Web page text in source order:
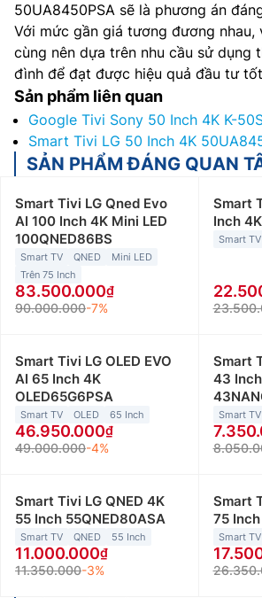
50UA8450PSA sẽ là phương án
Với mức gần giá tương đương nhau,
cùng nên dựa trên nhu cầu sử dụng
đình để đạt được hiệu quả đầu tư
Sản phẩm liên quan
Google Tivi Sony 50 Inch 4K K-
Smart Tivi LG 50 Inch 4K
SẢN PHẨM ĐÁNG QUAN
Smart Tivi LG Qned Evo
AI 100 Inch 4K Mini LED
100QNED86BS
Smart TV QNED
Mini LED
Trên 75 Inch
83.500.000
90.000.000-7%
Smart
Inch
Smart TV
Smart Tivi LG OLED EVO
AI 65 Inch 4K
OLED65G6PSA
Smart TV OLED 65 Inch
46.950.000
49.000.000-4%
Smart
43
Smart TV
Smart Tivi LG QNED 4K
55 Inch 55QNED80ASA
Smart TV QNED 55 Inch
11.000.000
11.350.000-3%
Smart
75
Smart TV